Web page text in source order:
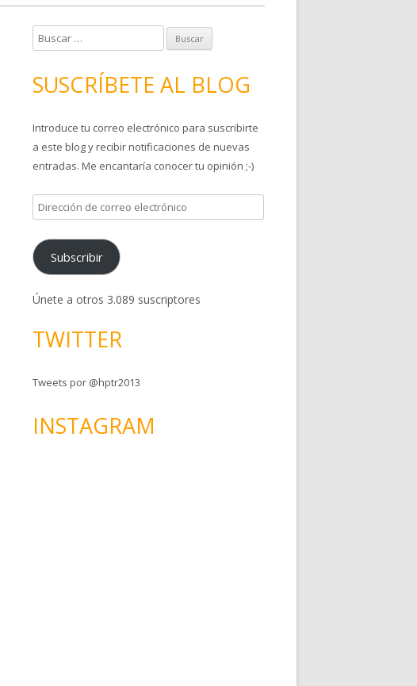
u
c
r
:
SUSCRÍBETE AL BLOG
Introduce tu correo electrónico para suscribirte
a este blog y recibir notificaciones de nuevas
entradas. Me encantaría conocer tu opinión ;-)
D
i
e
c
ó
o
Subscribir
Únete a otros 3.089 suscriptores
TWITTER
Tweets por @hptr2013
INSTAGRAM